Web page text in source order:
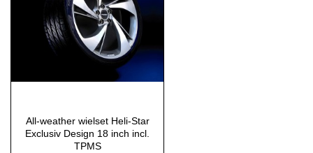
All-weather wielset Heli-Star
Exclusiv Design 18 inch incl.
TPMS